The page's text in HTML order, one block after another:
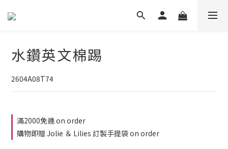
水鑽英文棉踢
2604A08T74
滿2000免運 on order
購物即贈 Jolie ＆ Lilies 訂製手提袋 on order